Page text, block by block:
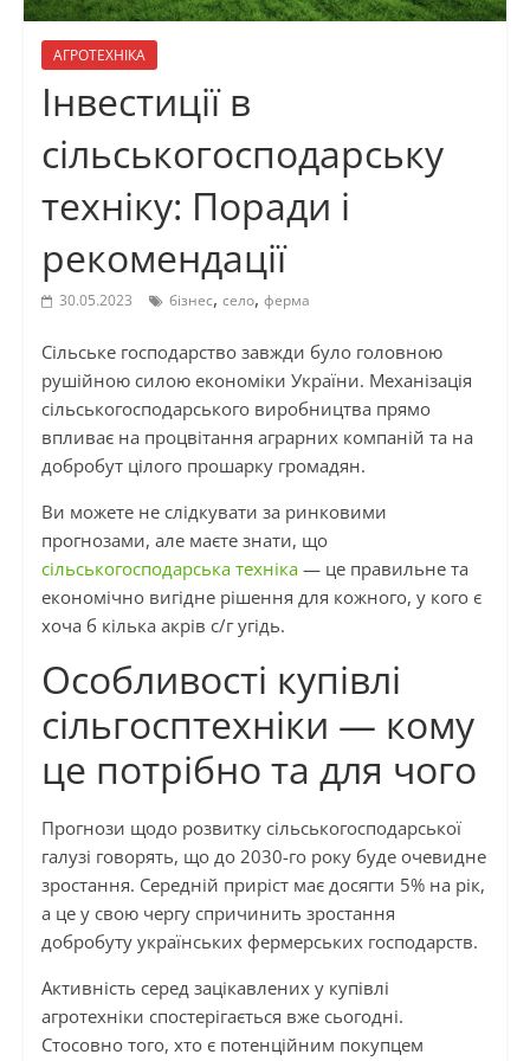
АГРОТЕХНІКА
Інвестиції в
сільськогосподарську
техніку: Поради і
рекомендації
30.05.2023 бізнес, село, ферма
Сільське господарство завжди було головною
рушійною силою економіки України. Механізація
сільськогосподарського виробництва прямо
впливає на процвітання аграрних компаній та на
добробут цілого прошарку громадян.
Ви можете не слідкувати за ринковими
прогнозами, але маєте знати, що
сільськогосподарська техніка— це правильне та
економічно вигідне рішення для кожного, у кого є
хоча б кілька акрів с/г угідь.
Особливості купівлі
сільгосптехніки — кому
це потрібно та для чого
Прогнози щодо розвитку сільськогосподарської
галузі говорять, що до 2030-го року буде очевидне
зростання. Середній приріст має досягти 5% на рік,
а це у свою чергу спричинить зростання
добробуту українських фермерських господарств.
Активність серед зацікавлених у купівлі
агротехніки спостерігається вже сьогодні.
Стосовно того, хто є потенційним покупцем